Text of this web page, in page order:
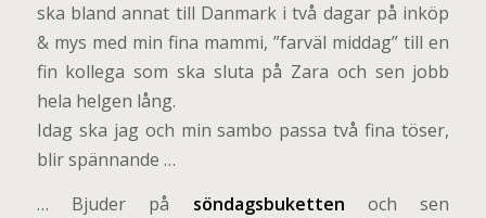
ska bland annat till Danmark i två dagar på inköp
& mys med min fina mammi, ”farväl middag” till en
fin kollega som ska sluta på Zara och sen jobb
hela helgen lång.
Idag ska jag och min sambo passa två fina töser,
blir spännande …
… Bjuder på söndagsbuketten och sen